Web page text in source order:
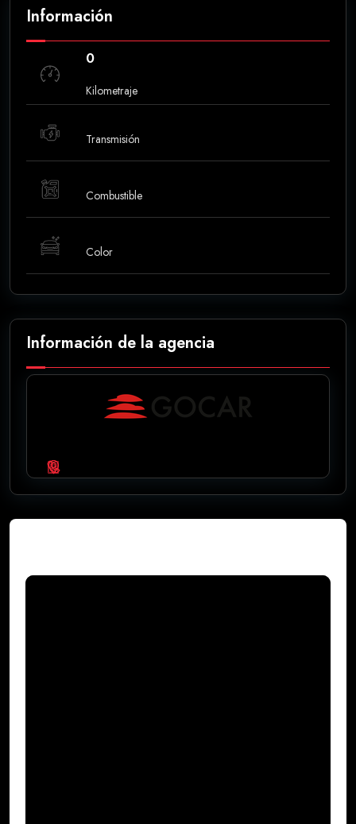
Información
0
Kilometraje
Transmisión
Combustible
Color
Información de la agencia